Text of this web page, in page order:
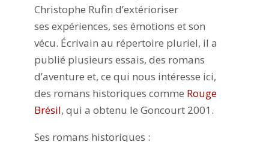
Christophe Rufin d’extérioriser
ses expériences, ses émotions et son
vécu. Écrivain au répertoire pluriel, il a
publié plusieurs essais, des romans
d’aventure et, ce qui nous intéresse ici,
des romans historiques comme Rouge
Brésil, qui a obtenu le Goncourt 2001.
Ses romans historiques :